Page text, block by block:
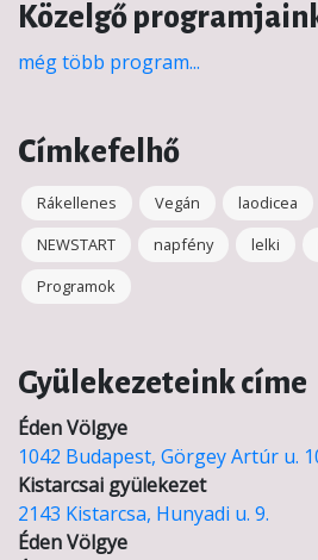
Közelgő
még több program...
Címkefelhő
Rákellenes Vegán laodicea
NEWSTART
napfény lelki
Programok
Gyülekezeteink címe
Éden Völgye
1042 Budapest, Görgey Artúr u.
Kistarcsai gyülekezet
2143 Kistarcsa, Hunyadi u. 9.
Éden Völgye